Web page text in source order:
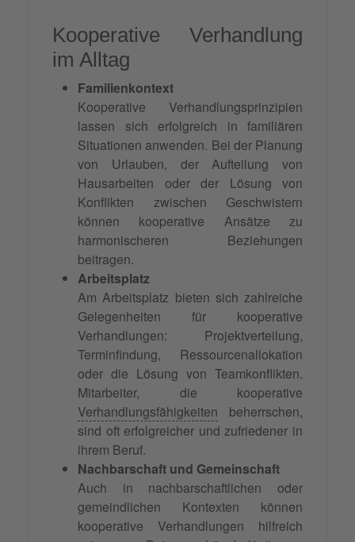
Kooperative Verhandlung
im Alltag
Familienkontext
Kooperative Verhandlungsprinzipien
lassen sich erfolgreich in familiären
Situationen anwenden. Bei der Planung
von Urlauben, der Aufteilung von
Hausarbeiten oder der Lösung von
Konflikten zwischen Geschwistern
können kooperative Ansätze zu
harmonischeren Beziehungen
beitragen.
Arbeitsplatz
Am Arbeitsplatz bieten sich zahlreiche
Gelegenheiten für kooperative
Verhandlungen: Projektverteilung,
Terminfindung, Ressourcenallokation
oder die Lösung von Teamkonflikten.
Mitarbeiter, die kooperative
Verhandlungsfähigkeiten beherrschen,
sind oft erfolgreicher und zufriedener in
ihrem Beruf.
Nachbarschaft und Gemeinschaft
Auch in nachbarschaftlichen oder
gemeindlichen Kontexten können
kooperative Verhandlungen hilfreich